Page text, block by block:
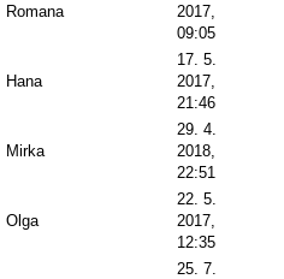
Romana
2017,
09:05
Hana
17. 5.
2017,
21:46
Mirka
29. 4.
2018,
22:51
Olga
22. 5.
2017,
12:35
25. 7.